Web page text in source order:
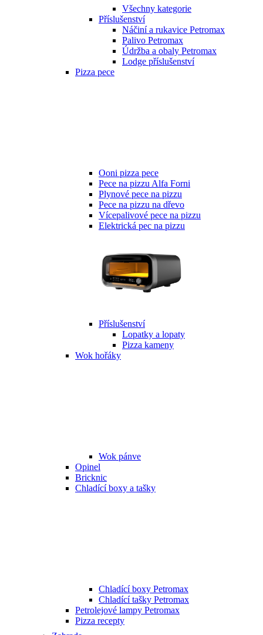
Všechny kategorie
Příslušenství
Náčiní a rukavice Petromax
Palivo Petromax
Údržba a obaly Petromax
Lodge příslušenství
Pizza pece
Ooni pizza pece
Pece na pizzu Alfa Forni
Plynové pece na pizzu
Pece na pizzu na dřevo
Vícepalivové pece na pizzu
Elektrická pec na pizzu
Příslušenství
Lopatky a lopaty
Pizza kameny
Wok hořáky
Wok pánve
Opinel
Bricknic
Chladící boxy a tašky
Chladící boxy Petromax
Chladící tašky Petromax
Petrolejové lampy Petromax
Pizza recepty